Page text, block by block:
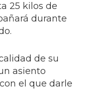
25 kilos de
durante
de su
asiento
el que darle